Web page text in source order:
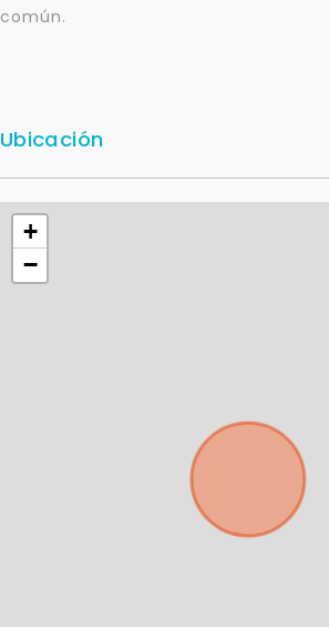
común.
Ubicación
+
−
mejor y más
Déjanos tus datos para identificar tu
sistema de gestión de clientes.